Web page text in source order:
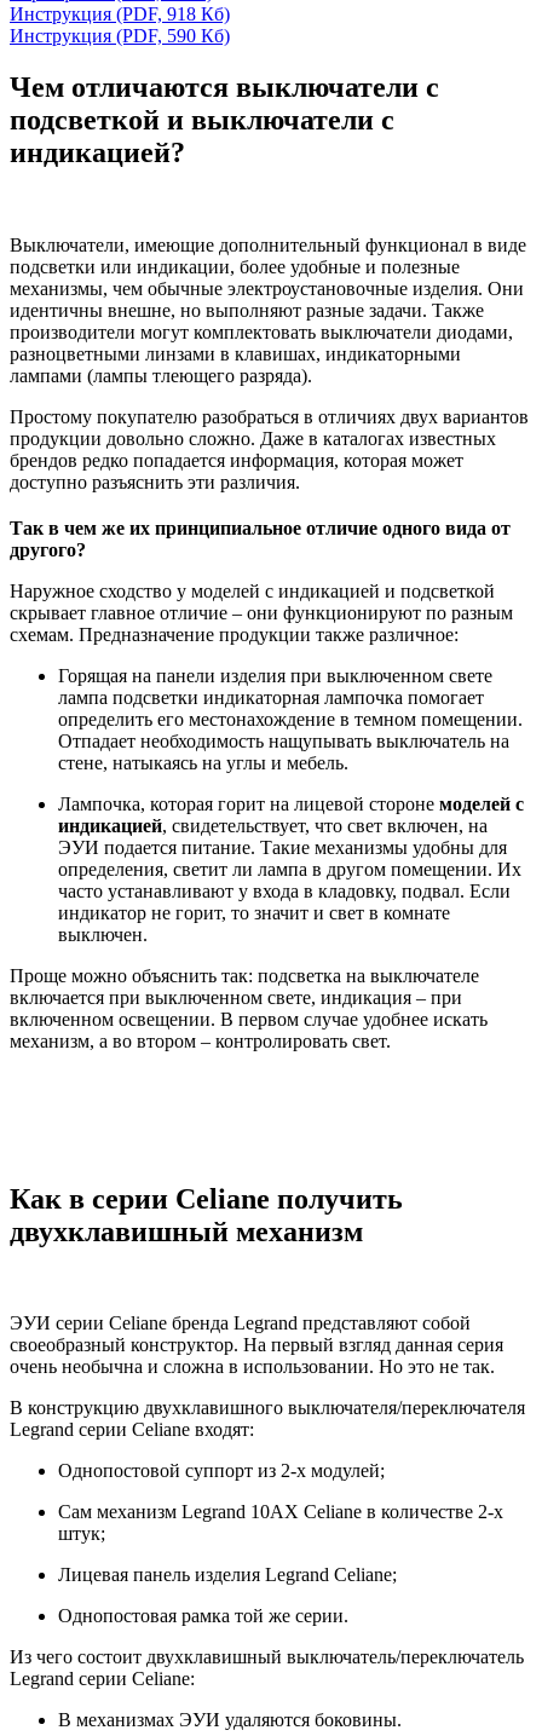
Инструкция (PDF, 918 Кб)
Инструкция (PDF, 590 Кб)
Чем отличаются выключатели с
подсветкой и выключатели с
индикацией?
Выключатели, имеющие дополнительный функционал в виде
подсветки или индикации, более удобные и полезные
механизмы, чем обычные электроустановочные изделия. Они
идентичны внешне, но выполняют разные задачи. Также
производители могут комплектовать выключатели диодами,
разноцветными линзами в клавишах, индикаторными
лампами (лампы тлеющего разряда).
Простому покупателю разобраться в отличиях двух вариантов
продукции довольно сложно. Даже в каталогах известных
брендов редко попадается информация, которая может
доступно разъяснить эти различия.
Так в чем же их принципиальное отличие одного вида от
другого?
Наружное сходство у моделей с индикацией и подсветкой
скрывает главное отличие – они функционируют по разным
схемам. Предназначение продукции также различное:
Горящая на панели изделия при выключенном свете
лампа подсветки индикаторная лампочка помогает
определить его местонахождение в темном помещении.
Отпадает необходимость нащупывать выключатель на
стене, натыкаясь на углы и мебель.
Лампочка, которая горит на лицевой стороне моделей с
индикацией, свидетельствует, что свет включен, на
ЭУИ подается питание. Такие механизмы удобны для
определения, светит ли лампа в другом помещении. Их
часто устанавливают у входа в кладовку, подвал. Если
индикатор не горит, то значит и свет в комнате
выключен.
Проще можно объяснить так: подсветка на выключателе
включается при выключенном свете, индикация – при
включенном освещении. В первом случае удобнее искать
механизм, а во втором – контролировать свет.
Как в серии Celiane получить
двухклавишный механизм
ЭУИ серии Celiane бренда Legrand представляют собой
своеобразный конструктор. На первый взгляд данная серия
очень необычна и сложна в использовании. Но это не так.
В конструкцию двухклавишного выключателя/переключателя
Legrand cерии Celiane входят:
Однопостовой суппорт из 2-х модулей;
Сам механизм Legrand 10AX Celiane в количестве 2-х
штук;
Лицевая панель изделия Legrand Celiane;
Однопостовая рамка той же серии.
Из чего состоит двухклавишный выключатель/переключатель
Legrand cерии Celiane:
В механизмах ЭУИ удаляются боковины.